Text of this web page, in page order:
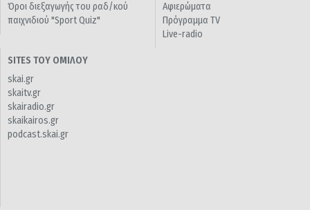
Όροι διεξαγωγής του ραδ/κού
παιχνιδιού "Sport Quiz"
Αφιερώματα
Πρόγραμμα TV
Live-radio
SITES ΤΟΥ ΟΜΙΛΟΥ
skai.gr
skaitv.gr
skairadio.gr
skaikairos.gr
podcast.skai.gr